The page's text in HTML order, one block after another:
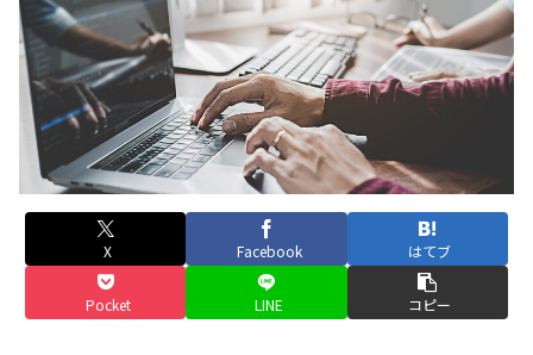
X Facebook はてブ
Pocket LINE コピー